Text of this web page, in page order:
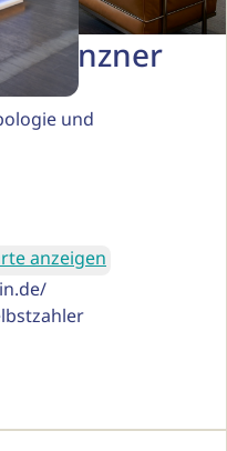
Grenzner
und
anzeigen